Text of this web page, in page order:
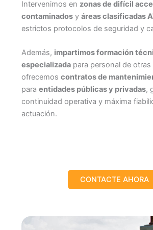
Intervenimos en zonas de difícil
contaminadosy áreas clasificadas
estrictos protocolos de seguridad y
Además, impartimos formación
especializadapara personal de otras
ofrecemos contratos de
para entidades públicas y privadas,
continuidad operativa y máxima
actuación.
CONTACTE AHORA